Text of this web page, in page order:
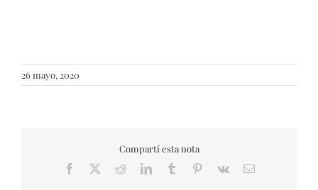
26 mayo, 2020
Compartí esta nota
Facebook RedditLinkedInTumblr Pinterest
Vk Email